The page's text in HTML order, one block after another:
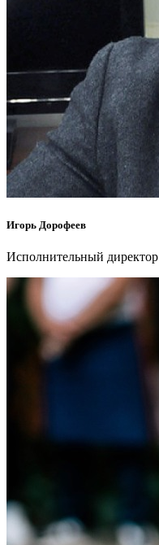
Игорь Дорофеев
Исполнительный директор